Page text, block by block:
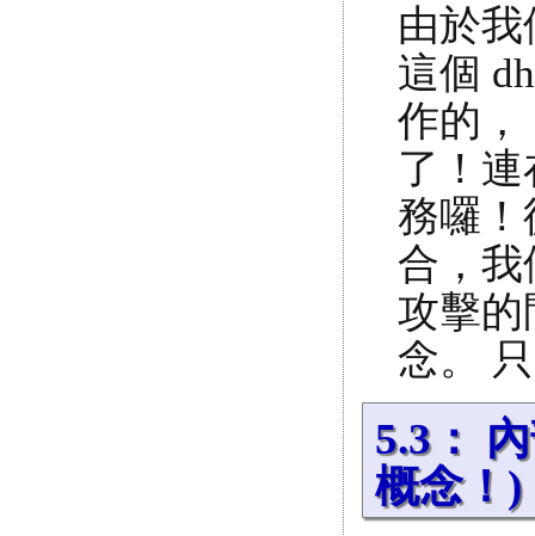
由於
這個
作的，
了！
務囉！
合，我
攻擊的
念。
5.3：
概念！)